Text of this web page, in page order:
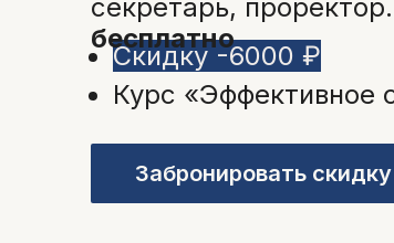
Курс «Эффективное
Скидку -6000 ₽
секретарь,
бесплатно
Забронировать скидку